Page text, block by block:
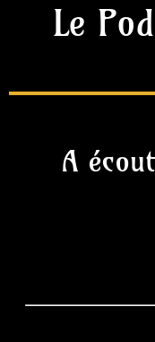
Le
A